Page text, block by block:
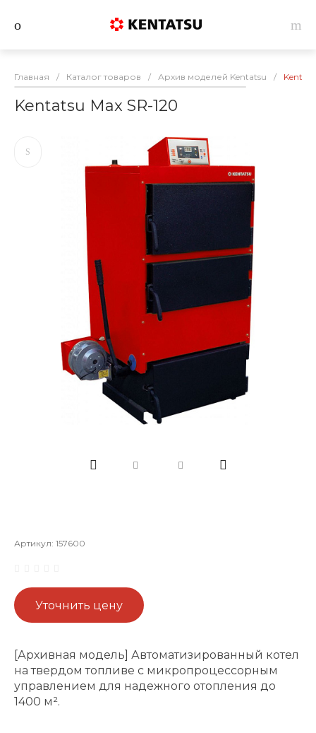
Главная / Каталог товаров / Архив моделей Kentatsu /
Kentatsu Max SR-120
Артикул: 157600
Уточнить цену
[Архивная модель] Автоматизированный котел
на твердом топливе с микропроцессорным
управлением для надежного отопления до
1400 м².